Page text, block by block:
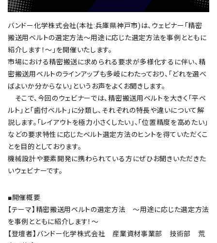
バンドー化学株式会社(本社:兵庫県神戸市)は、ウェビナー「精密
搬送用ベルトの選定方法～用途に応じた選定方法を事例とともに
紹介します！～」を開催いたします。
市場における精密搬送に求められる要求が多様化するに伴い、精
密搬送用ベルトのラインアップも多岐にわたっており、「どれを選べ
ばよいか分からない」というお声をよくお聞きします。
そこで、今回のウェビナーでは、精密搬送用ベルトを大きく「平ベ
ルト」と「歯付ベルト」に分類し、それぞれの特長や違いについて解
説します。「レイアウトを極力小さくしたい」、「位置精度を高めたい」
などの要求特性に応じたベルト選定方法のヒントを得ていただくこ
とを目的としております。
機械設計や要素開発に携わられている方にぜひお聞きいただきた
いウェビナーです。
■開催概要
【テーマ】精密搬送用ベルトの選定方法 ～用途に応じた選定方法
を事例とともに紹介します！～
【登壇者】バンドー化学株式会社 産業資材事業部 技術部 荒